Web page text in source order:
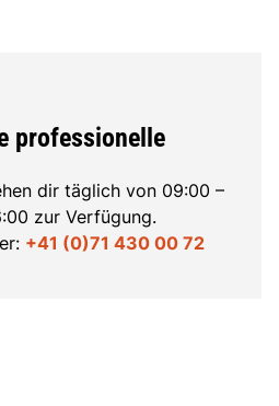
professionelle
dir täglich von 09:00 –
zur Verfügung.
+41 (0)71 430 00 72